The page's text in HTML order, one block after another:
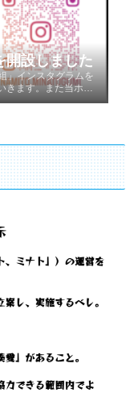
開設しました
」インスタグラムを
きます。また当ホ…